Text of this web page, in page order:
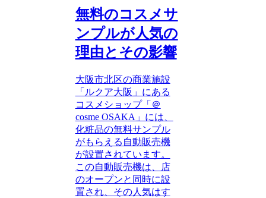
無料のコスメサ
ンプルが人気の
理由とその影響
大阪市北区の商業施設
「ルクア大阪」にある
コスメショップ「＠
cosme OSAKA」には、
化粧品の無料サンプル
がもらえる自動販売機
が設置されています。
この自動販売機は、店
のオープンと同時に設
置され、その人気はす